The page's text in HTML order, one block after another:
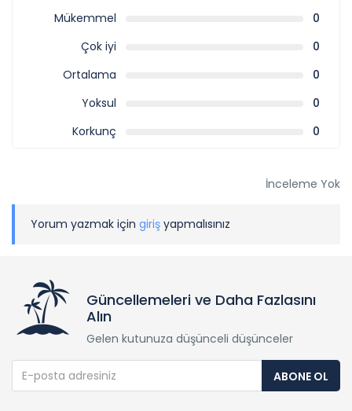
Mükemmel
0
Çok iyi
0
Ortalama
0
Yoksul
0
Korkunç
0
İnceleme Yok
Yorum yazmak için giriş yapmalısınız
Güncellemeleri ve Daha Fazlasını
Alın
Gelen kutunuza düşünceli düşünceler
ABONE OL